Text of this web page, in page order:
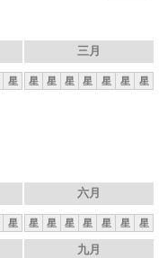
星
三月
星 星 星 星 星 星 星
星
六月
星 星 星 星 星 星 星
九月